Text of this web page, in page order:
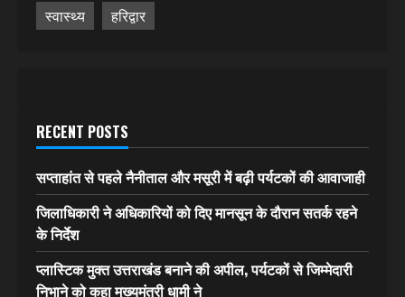
स्वास्थ्य
हरिद्वार
RECENT POSTS
सप्ताहांत से पहले नैनीताल और मसूरी में बढ़ी पर्यटकों की आवाजाही
जिलाधिकारी ने अधिकारियों को दिए मानसून के दौरान सतर्क रहने
के निर्देश
प्लास्टिक मुक्त उत्तराखंड बनाने की अपील, पर्यटकों से जिम्मेदारी
निभाने को कहा मुख्यमंत्री धामी ने